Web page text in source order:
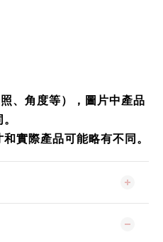
、角度等），圖片中產品
實際產品可能略有不同。